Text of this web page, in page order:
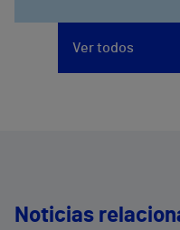
Ver todos
Noticias